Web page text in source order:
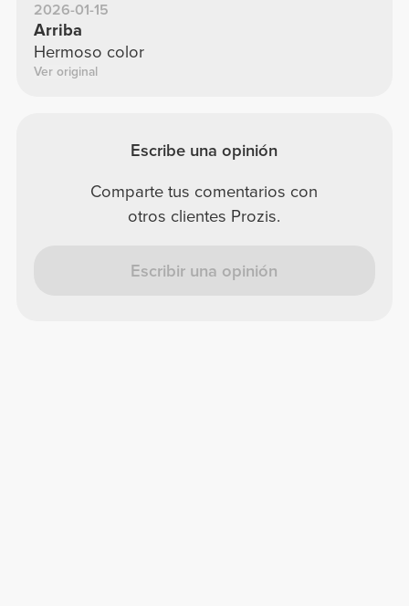
2026-01-15
Arriba
Hermoso color
Ver original
Escribe una opinión
Comparte tus comentarios con
otros clientes Prozis.
Escribir una opinión